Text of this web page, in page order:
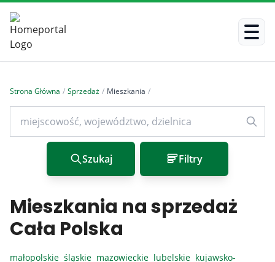
Strona Główna / Sprzedaż / Mieszkania /
Szukaj Filtry
Mieszkania na sprzedaż
Cała Polska
małopolskie śląskie mazowieckie lubelskie kujawsko-